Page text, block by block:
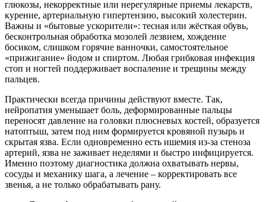
глюкозы, некорректные или нерегулярные приемы лекарств,
курение, артериальную гипертензию, высокий холестерин.
Важны и «бытовые ускорители»: тесная или жёсткая обувь,
бесконтрольная обработка мозолей лезвием, хождение
босиком, слишком горячие ванночки, самостоятельное
«прижигание» йодом и спиртом. Любая грибковая инфекция
стоп и ногтей поддерживает воспаление и трещины между
пальцев.
Практически всегда причины действуют вместе. Так,
нейропатия уменьшает боль, деформированные пальцы
переносят давление на головки плюсневых костей, образуется
натоптыш, затем под ним формируется кровяной пузырь и
скрытая язва. Если одновременно есть ишемия из-за стеноза
артерий, язва не заживает неделями и быстро инфицируется.
Именно поэтому диагностика должна охватывать нервы,
сосуды и механику шага, а лечение – корректировать все
звенья, а не только обрабатывать рану.